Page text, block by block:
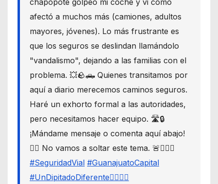
afectó a muchos más (camiones, adultos
mayores, jóvenes). Lo más frustrante es
que los seguros se deslindan llamándolo
"vandalismo", dejando a las familias con el
problema. 💥🪨🛻 Quienes transitamos por
aquí a diario merecemos caminos seguros.
Haré un exhorto formal a las autoridades,
pero necesitamos hacer equipo. 🛣️🔒
¡Mándame mensaje o comenta aquí abajo!
👇🏼 No vamos a soltar este tema. 🚨🙋🏾‍♂️
#SeguridadVial #GuanajuatoCapital
#UnDipitadoDiferente🙋🏽‍♂️⚖️